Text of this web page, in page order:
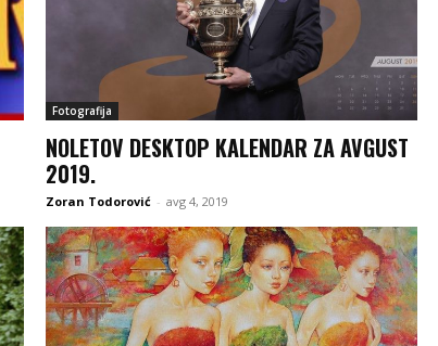
Fotografija
NOLETOV DESKTOP KALENDAR ZA AVGUST
2019.
Zoran Todorović - avg 4, 2019